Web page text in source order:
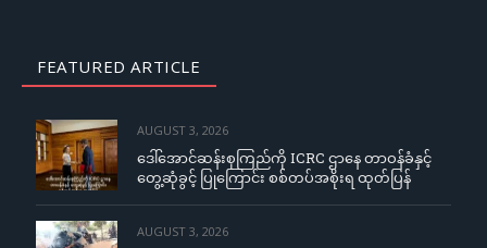
FEATURED ARTICLE
AUGUST 3, 2026
ဒေါ်အောင်ဆန်းစုကြည်ကို ICRC ဌာနေ တာဝန်ခံနှင့်
တွေ့ဆုံခွင့် ပြုကြောင်း စစ်တပ်အစိုးရ ထုတ်ပြန်
AUGUST 3, 2026